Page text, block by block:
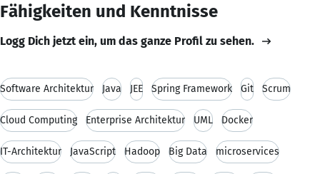
Fähigkeiten und Kenntnisse
Logg Dich jetzt ein, um das ganze Profil zu sehen.
Software Architektur Java JEE Spring Framework Git Scrum
Cloud Computing Enterprise Architektur UML Docker
IT-Architektur JavaScript Hadoop Big Data microservices